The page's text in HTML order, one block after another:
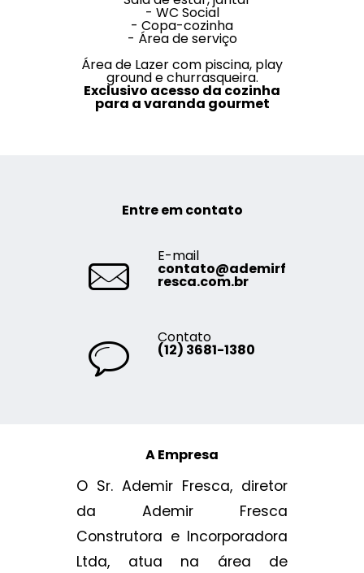
- WC Social
- Copa-cozinha
- Área de serviço
Área de Lazer com piscina, play
ground e churrasqueira.
Exclusivo acesso da cozinha
para a varanda gourmet
Entre em contato
E-mail
contato@ademirf
resca.com.br
Contato
(12) 3681-1380
A Empresa
O Sr. Ademir Fresca, diretor
da Ademir Fresca
Construtora e Incorporadora
Ltda, atua na área de